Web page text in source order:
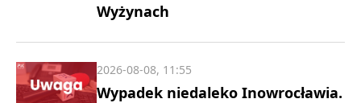
Wyżynach
Wypadek niedaleko Inowrocławia.
2026-08-08, 11:55